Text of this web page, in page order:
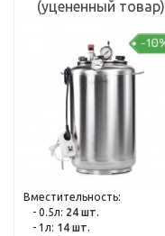
(уцененный товар)
Вместительность:
- 0.5л: 24 шт.
- 1л: 14 шт.